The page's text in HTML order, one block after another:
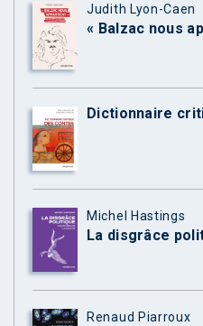
Judith Lyon-Caen
« Balzac nous
Dictionnaire
Michel Hastings
La disgrâce
Renaud Piarroux